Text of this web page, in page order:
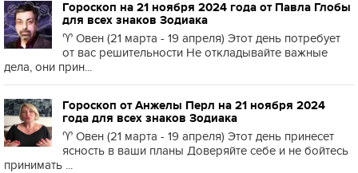
Гороскоп на 21 ноября 2024 года от Павла Глобы
для всех знаков Зодиака
♈️ Овен (21 марта - 19 апреля) Этот день потребует
от вас решительности Не откладывайте важные
дела, они прин...
Гороскоп от Анжелы Перл на 21 ноября 2024
года для всех знаков Зодиака
♈️ Овен (21 марта - 19 апреля) Этот день принесет
ясность в ваши планы Доверяйте себе и не бойтесь
принимать ...